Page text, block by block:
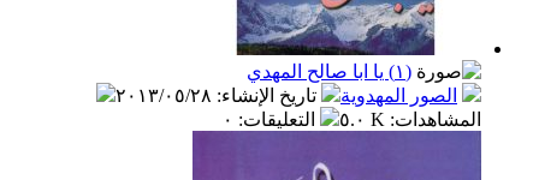
(١) يا ابا صالح المهدي
الصور المهدوية
تاريخ الإنشاء: ٢٠١٣/٠٥/٢٨
المشاهدات: ٥.٠ K التعليقات: ٠